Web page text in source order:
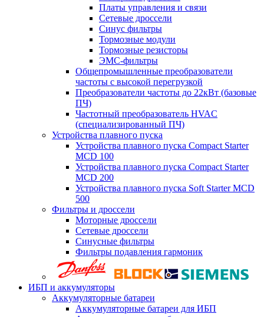
Платы управления и связи
Сетевые дроссели
Синус фильтры
Тормозные модули
Тормозные резисторы
ЭМС-фильтры
Общепромышленные преобразователи
частоты с высокой перегрузкой
Преобразователи частоты до 22кВт (базовые
ПЧ)
Частотный преобразователь HVAC
(специализированный ПЧ)
Устройства плавного пуска
Устройства плавного пуска Compact Starter
MCD 100
Устройства плавного пуска Compact Starter
MCD 200
Устройства плавного пуска Soft Starter MCD
500
Фильтры и дроссели
Моторные дроссели
Сетевые дроссели
Синусные фильтры
Фильтры подавления гармоник
ИБП и аккумуляторы
Аккумуляторные батареи
Аккумуляторные батареи для ИБП